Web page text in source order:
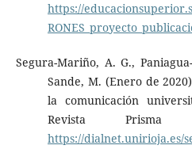
https://
Segura-Mariño, A. G.,
Sande, M. (Enero de
la comunicación
Revista Prisma
https://dialnet.unirioja.es/